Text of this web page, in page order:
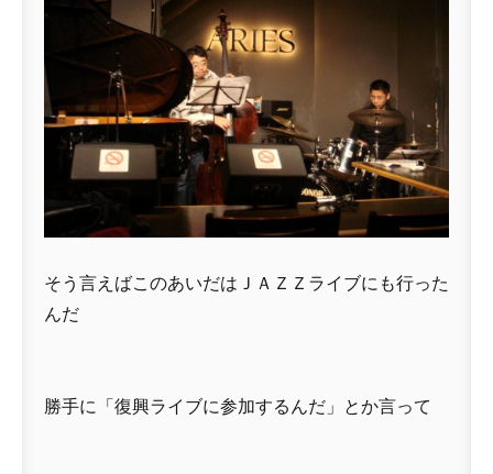
そう言えばこのあいだはＪＡＺＺライブにも行った
んだ
勝手に「復興ライブに参加するんだ」とか言って